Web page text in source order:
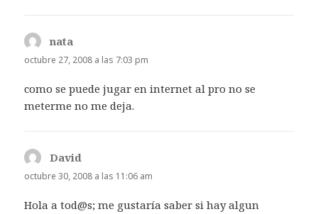
nata
octubre 27, 2008 a las 7:03 pm
como se puede jugar en internet al pro no se
meterme no me deja.
David
octubre 30, 2008 a las 11:06 am
Hola a tod@s; me gustaría saber si hay algun